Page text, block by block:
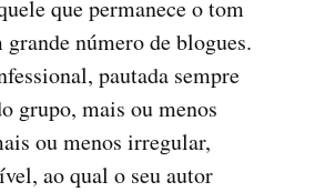
que permanece o tom
número de blogues.
pautada sempre
grupo, mais ou menos
ou menos irregular,
ao qual o seu autor